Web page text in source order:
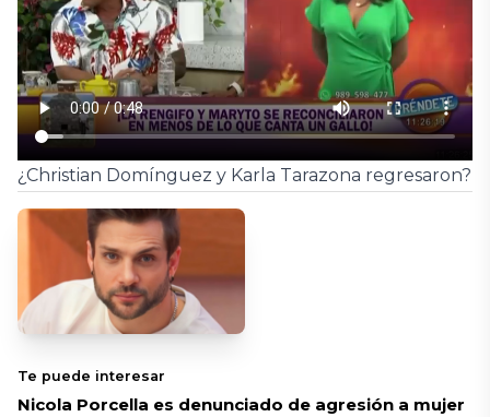
¿Christian Domínguez y Karla Tarazona regresaron?
Te puede interesar
Nicola Porcella es denunciado de agresión a mujer